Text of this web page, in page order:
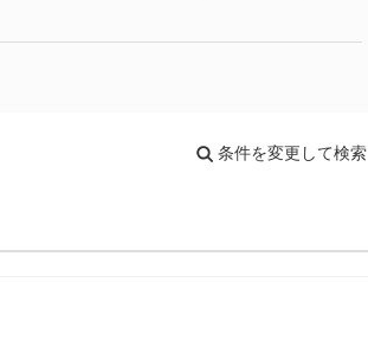
条件を変更して検索